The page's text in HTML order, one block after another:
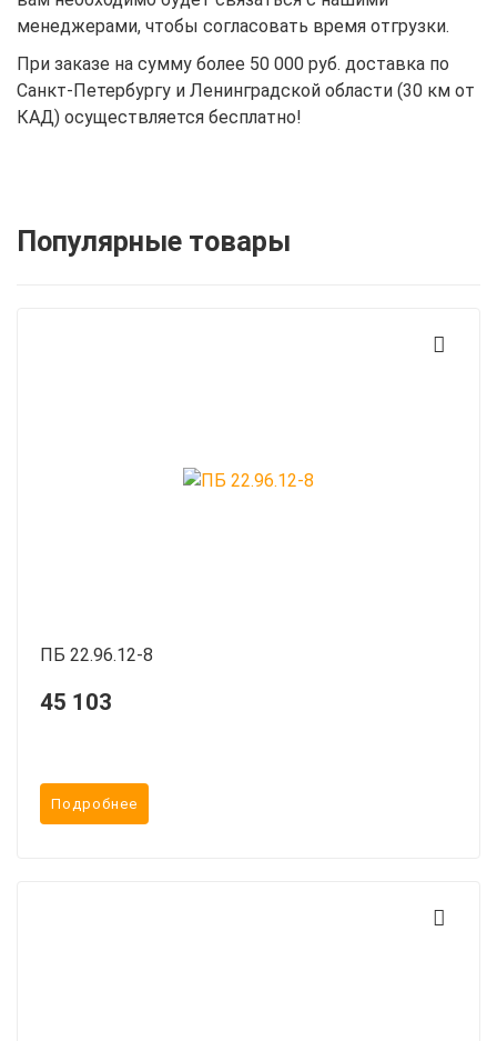
менеджерами, чтобы согласовать время отгрузки.
При заказе на сумму более 50 000 руб. доставка по
Санкт-Петербургу и Ленинградской области (30 км от
КАД) осуществляется бесплатно!
Популярные товары
ПБ 22.96.12-8
45 103
Подробнее